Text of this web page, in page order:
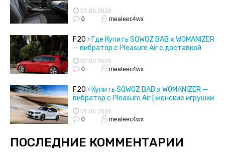
02.08.2026
0
mealeec4wx
F20
Где Купить SQWOZ BAB x WOMANIZER
— вибратор с Pleasure Air с доставкой
02.08.2026
0
mealeec4wx
F20
Купить SQWOZ BAB x WOMANIZER —
вибратор с Pleasure Air | женские игрушки
01.08.2026
0
mealeec4wx
ПОСЛЕДНИЕ КОММЕНТАРИИ